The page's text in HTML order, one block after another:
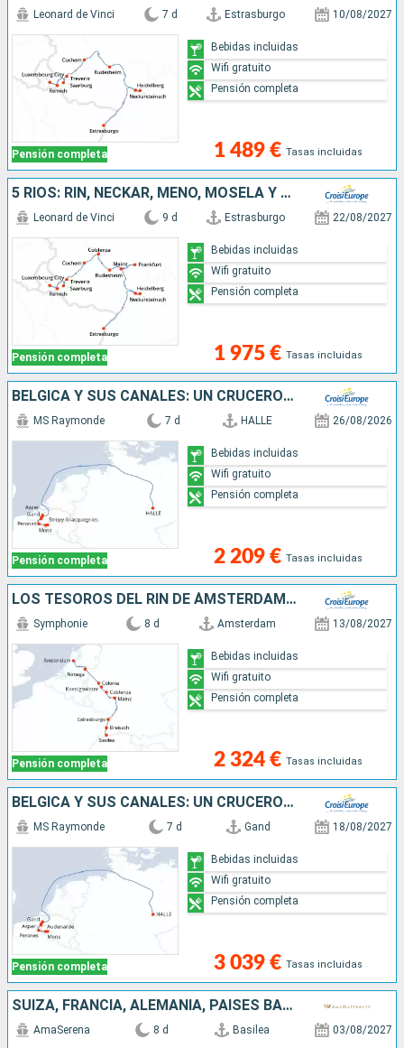
Pensión completa
Leonard de Vinci 7 d Estrasburgo 10/08/2027
1 489 € Tasas incluidas
Bebidas incluidas
Wifi gratuito
Pensión completa
5 RÍOS: RIN, NECKAR, MENO, MOSELA Y SARRE (FORMULA PUERTO/PUERTO)
Pensión completa
Leonard de Vinci 9 d Estrasburgo 22/08/2027
1 975 € Tasas incluidas
Bebidas incluidas
Wifi gratuito
Pensión completa
BÉLGICA Y SUS CANALES: UN CRUCERO PARA DESCUBRIR ARTE, PATRIMONIO Y SABORES (FORMULA PUERTO/PUERTO)
Pensión completa
MS Raymonde 7 d HALLE 26/08/2026
2 209 € Tasas incluidas
Bebidas incluidas
Wifi gratuito
Pensión completa
LOS TESOROS DEL RIN DE ÁMSTERDAM A BASILEA (FORMULA PUERTO/PUERTO)
Pensión completa
Symphonie 8 d Amsterdam 13/08/2027
2 324 € Tasas incluidas
Bebidas incluidas
Wifi gratuito
Pensión completa
BÉLGICA Y SUS CANALES: UN CRUCERO PARA DESCUBRIR ARTE, PATRIMONIO Y SABORES (FORMULA PUERTO/PUERTO)
Pensión completa
MS Raymonde 7 d Gand 18/08/2027
3 039 € Tasas incluidas
Bebidas incluidas
Wifi gratuito
Pensión completa
SUIZA, FRANCIA, ALEMANIA, PAISES BAJOS
AmaSerena 8 d Basilea 03/08/2027